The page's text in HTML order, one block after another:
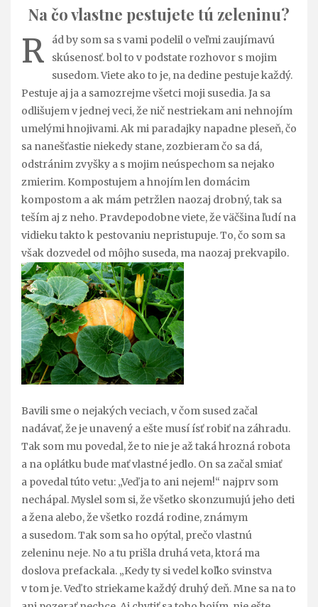
Na čo vlastne pestujete tú zeleninu?
R
ád by som sa s vami podelil o veľmi zaujímavú
skúsenosť. bol to v podstate rozhovor s mojim
susedom. Viete ako to je, na dedine pestuje každý.
Pestuje aj ja a samozrejme všetci moji susedia. Ja sa
odlišujem v jednej veci, že nič nestriekam ani nehnojím
umelými hnojivami. Ak mi paradajky napadne pleseň, čo
sa nanešťastie niekedy stane, zozbieram čo sa dá,
odstránim zvyšky a s mojim neúspechom sa nejako
zmierim. Kompostujem a hnojím len domácim
kompostom a ak mám petržlen naozaj drobný, tak sa
teším aj z neho. Pravdepodobne viete, že väčšina ľudí na
vidieku takto k pestovaniu nepristupuje. To, čo som sa
však dozvedel od môjho suseda, ma naozaj prekvapilo.
Bavili sme o nejakých veciach, v čom sused začal
nadávať, že je unavený a ešte musí ísť robiť na záhradu.
Tak som mu povedal, že to nie je až taká hrozná robota
a na oplátku bude mať vlastné jedlo. On sa začal smiať
a povedal túto vetu: „Veď ja to ani nejem!“ najprv som
nechápal. Myslel som si, že všetko skonzumujú jeho deti
a žena alebo, že všetko rozdá rodine, známym
a susedom. Tak som sa ho opýtal, prečo vlastnú
zeleninu neje. No a tu prišla druhá veta, ktorá ma
doslova prefackala. „Kedy ty si vedel koľko svinstva
v tom je. Veď to striekame každý druhý deň. Mne sa na to